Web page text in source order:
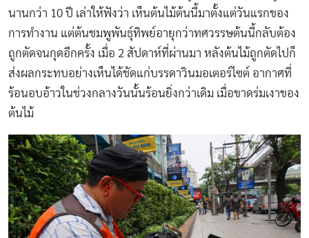
นานกว่า 10 ปี เล่าให้ฟังว่า เห็นต้นไม้ต้นนี้มาตั้งแต่วันแรกของ
การทำงาน แต่ต้นชมพูพันธุ์ทิพย์อายุกว่าทศวรรษต้นนี้กลับต้อง
ถูกตัดจนกุดอีกครั้ง เมื่อ 2 สัปดาห์ที่ผ่านมา หลังต้นไม้ถูกตัดไปก็
ส่งผลกระทบอย่างเห็นได้ชัดแก่บรรดาวินมอเตอร์ไซต์ อากาศที่
ร้อนอบอ้าวในช่วงกลางวันนั้นร้อนยิ่งกว่าเดิม เมื่อขาดร่มเงาของ
ต้นไม้